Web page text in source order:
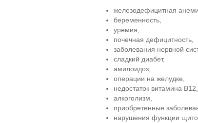
железодефицитная
беременность,
уремия,
почечная дефицитность,
заболевания нервной
сладкий диабет,
амилоидоз,
операции на желудке,
недостаток витамина
алкоголизм,
приобретенные
нарушения функции